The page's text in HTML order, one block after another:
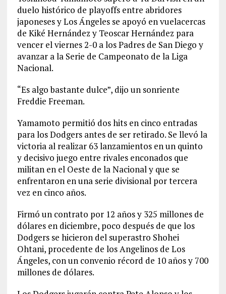
duelo histórico de playoffs entre abridores
japoneses y Los Ángeles se apoyó en vuelacercas
de Kiké Hernández y Teoscar Hernández para
vencer el viernes 2-0 a los Padres de San Diego y
avanzar a la Serie de Campeonato de la Liga
Nacional.
“Es algo bastante dulce”, dijo un sonriente
Freddie Freeman.
Yamamoto permitió dos hits en cinco entradas
para los Dodgers antes de ser retirado. Se llevó la
victoria al realizar 63 lanzamientos en un quinto
y decisivo juego entre rivales enconados que
militan en el Oeste de la Nacional y que se
enfrentaron en una serie divisional por tercera
vez en cinco años.
Firmó un contrato por 12 años y 325 millones de
dólares en diciembre, poco después de que los
Dodgers se hicieron del superastro Shohei
Ohtani, procedente de los Angelinos de Los
Ángeles, con un convenio récord de 10 años y 700
millones de dólares.